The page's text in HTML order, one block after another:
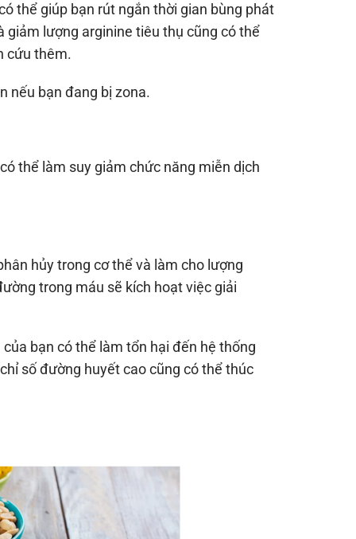
thể giúp bạn rút ngắn thời gian bùng phát
lượng arginine tiêu thụ cũng có thể
cứu thêm.
nếu bạn đang bị zona.
thể làm suy giảm chức năng miễn dịch
hủy trong cơ thể và làm cho lượng
trong máu sẽ kích hoạt việc giải
bạn có thể làm tổn hại đến hệ thống
số đường huyết cao cũng có thể thúc